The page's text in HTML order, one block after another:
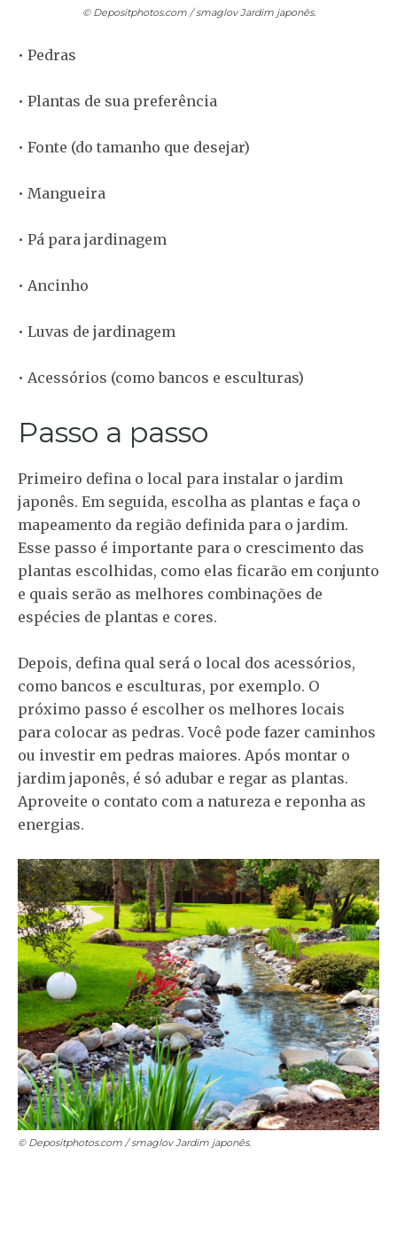
© Depositphotos.com / smaglovJardim japonês.
• Pedras
• Plantas de sua preferência
• Fonte (do tamanho que desejar)
• Mangueira
• Pá para jardinagem
• Ancinho
• Luvas de jardinagem
• Acessórios (como bancos e esculturas)
Passo a passo
Primeiro defina o local para instalar o jardim
japonês. Em seguida, escolha as plantas e faça o
mapeamento da região definida para o jardim.
Esse passo é importante para o crescimento das
plantas escolhidas, como elas ficarão em conjunto
e quais serão as melhores combinações de
espécies de plantas e cores.
Depois, defina qual será o local dos acessórios,
como bancos e esculturas, por exemplo. O
próximo passo é escolher os melhores locais
para colocar as pedras. Você pode fazer caminhos
ou investir em pedras maiores. Após montar o
jardim japonês, é só adubar e regar as plantas.
Aproveite o contato com a natureza e reponha as
energias.
© Depositphotos.com / smaglovJardim japonês.